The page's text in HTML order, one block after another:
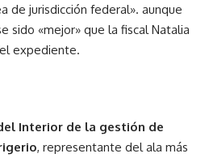
de jurisdicción federal». aunque
sido «mejor» que la fiscal Natalia
expediente.
Interior de la gestión de
, representante del ala más